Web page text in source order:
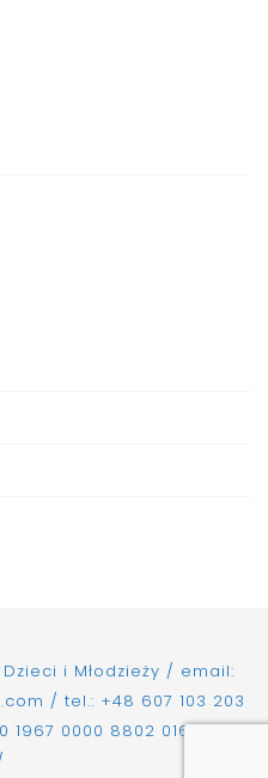
i Młodzieży / email:
/ tel.: +48 607 103 203
1967 0000 8802 0168 5361